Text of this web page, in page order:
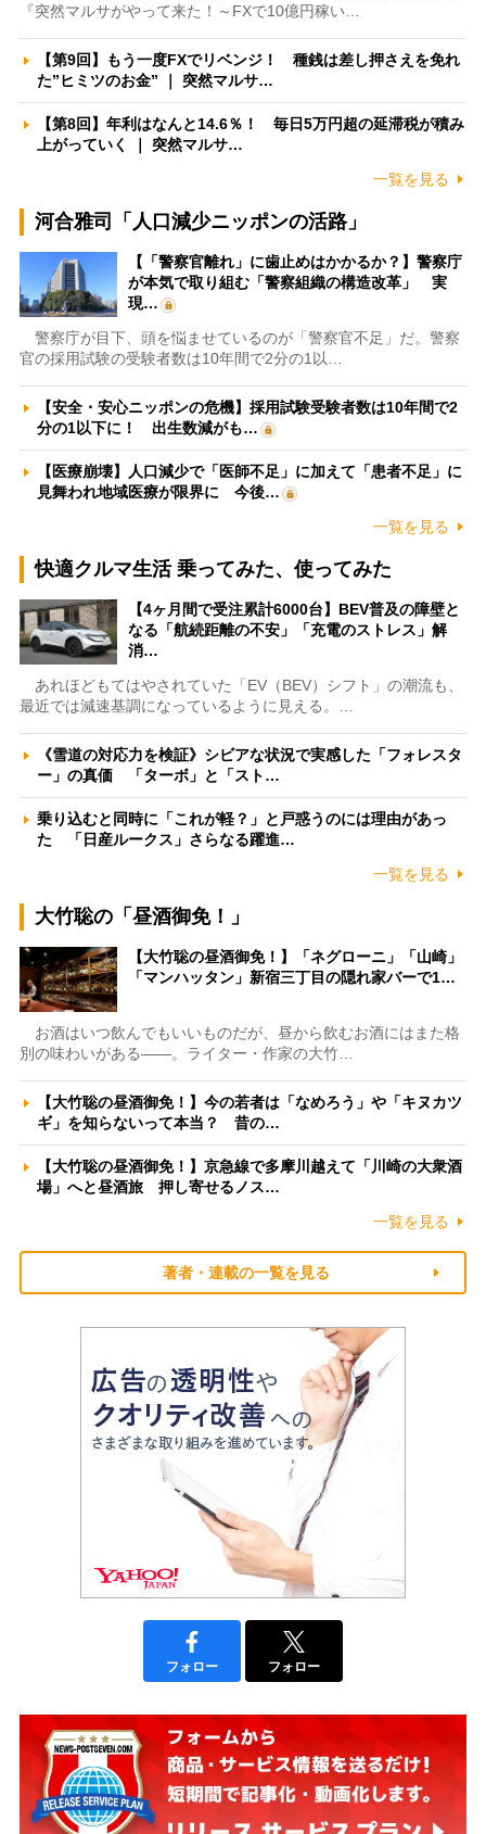
『突然マルサがやって来た！～FXで10億円稼い…
【第9回】もう一度FXでリベンジ！ 種銭は差し押さえを免れ
た”ヒミツのお金” ｜ 突然マルサ…
【第8回】年利はなんと14.6％！ 毎日5万円超の延滞税が積み
上がっていく ｜ 突然マルサ…
一覧を見る
河合雅司「人口減少ニッポンの活路」
【「警察官離れ」に歯止めはかかるか？】警察庁
が本気で取り組む「警察組織の構造改革」 実
現…
警察庁が目下、頭を悩ませているのが「警察官不足」だ。警察
官の採用試験の受験者数は10年間で2分の1以…
【安全・安心ニッポンの危機】採用試験受験者数は10年間で2
分の1以下に！ 出生数減がも…
【医療崩壊】人口減少で「医師不足」に加えて「患者不足」に
見舞われ地域医療が限界に 今後…
一覧を見る
快適クルマ生活 乗ってみた、使ってみた
【4ヶ月間で受注累計6000台】BEV普及の障壁と
なる「航続距離の不安」「充電のストレス」解
消…
あれほどもてはやされていた「EV（BEV）シフト」の潮流も、
最近では減速基調になっているように見える。…
《雪道の対応力を検証》シビアな状況で実感した「フォレスタ
ー」の真価 「ターボ」と「スト…
乗り込むと同時に「これが軽？」と戸惑うのには理由があっ
た 「日産ルークス」さらなる躍進…
一覧を見る
大竹聡の「昼酒御免！」
【大竹聡の昼酒御免！】「ネグローニ」「山崎」
「マンハッタン」新宿三丁目の隠れ家バーで1…
お酒はいつ飲んでもいいものだが、昼から飲むお酒にはまた格
別の味わいがある――。ライター・作家の大竹…
【大竹聡の昼酒御免！】今の若者は「なめろう」や「キヌカツ
ギ」を知らないって本当？ 昔の…
【大竹聡の昼酒御免！】京急線で多摩川越えて「川崎の大衆酒
場」へと昼酒旅 押し寄せるノス…
一覧を見る
著者・連載の一覧を見る
フォロー フォロー